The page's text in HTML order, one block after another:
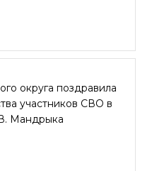
округа поздравила
участников СВО в
Мандрыка